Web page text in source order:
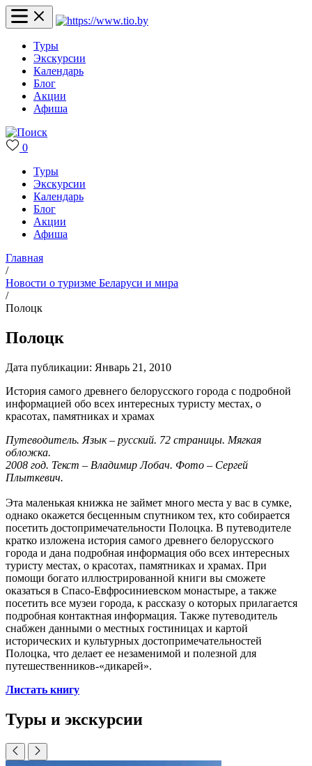
Туры
Экскурсии
Календарь
Блог
Акции
Афиша
0
Туры
Экскурсии
Календарь
Блог
Акции
Афиша
Главная
/
Новости о туризме Беларуси и мира
/
Полоцк
Полоцк
Дата публикации: Январь 21, 2010
История самого древнего белорусского города с подробной
информацией обо всех интересных туристу местах, о
красотах, памятниках и храмах
Путеводитель. Язык – русский. 72 страницы. Мягкая
обложка.
2008 год. Текст – Владимир Лобач. Фото – Сергей
Плыткевич.
Эта маленькая книжка не займет много места у вас в сумке,
однако окажется бесценным спутником тех, кто собирается
посетить достопримечательности Полоцка. В путеводителе
кратко изложена история самого древнего белорусского
города и дана подробная информация обо всех интересных
туристу местах, о красотах, памятниках и храмах. При
помощи богато иллюстрированной книги вы сможете
оказаться в Спасо-Евфросиниевском монастыре, а также
посетить все музеи города, к рассказу о которых прилагается
подробная контактная информация. Также путеводитель
снабжен данными о местных гостиницах и картой
исторических и культурных достопримечательностей
Полоцка, что делает ее незаменимой и полезной для
путешественников-«дикарей».
Листать книгу
Туры и экскурсии